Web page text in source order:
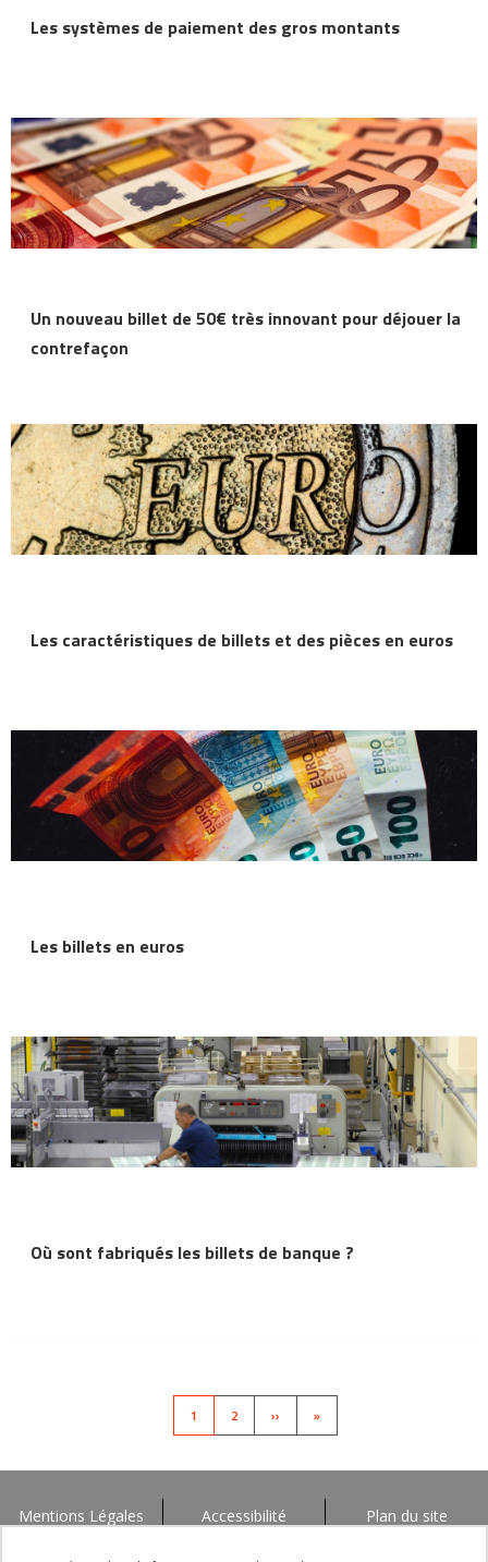
Les systèmes de paiement des gros montants
Un nouveau billet de 50€ très innovant pour déjouer la
contrefaçon
Les caractéristiques de billets et des pièces en euros
Les billets en euros
Où sont fabriqués les billets de banque ?
PAGE
1 PAGE
2 SUIVANT
›› LAST
»
Mentions Légales Accessibilité Plan du site